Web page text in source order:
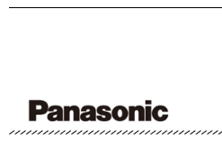
2倍速パネル ネット動画対応